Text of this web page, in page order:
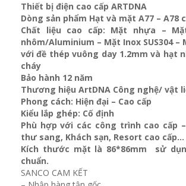
Thiết bị điện cao cấp ARTDNA
Dòng sản phẩm Hạt và mặt A77 – A78
Chất liệu cao cấp: Mặt nhựa –
nhôm/Aluminium – Mặt Inox SUS304
với đề thép vuông day 1.2mm và hạt
cháy
Bảo hành 12 năm
Thương hiệu ArtDNA Công nghệ/ vật
Phong cách: Hiện đại – Cao cấp
Kiểu lắp ghép: Cố định
Phù hợp với các công trình cao cấp
thư sang, Khách sạn, Resort cao cấp…
Kích thước mặt là 86*86mm sử
chuẩn.
SANCO CAM KẾT